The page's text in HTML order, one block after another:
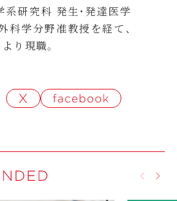
系研究科 発生・発達医学
科学分野准教授を経て、
り現職。